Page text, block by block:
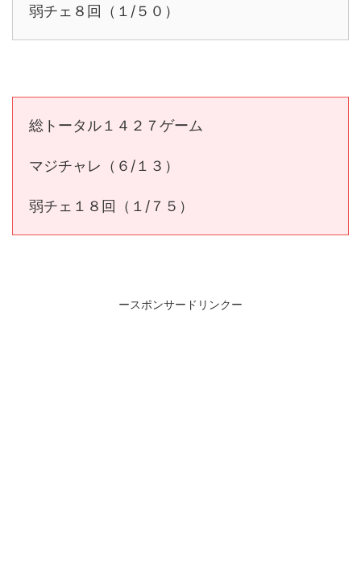
弱チェ８回（１/５０）
総トータル１４２７ゲーム
マジチャレ（６/１３）
弱チェ１８回（１/７５）
ースポンサードリンクー